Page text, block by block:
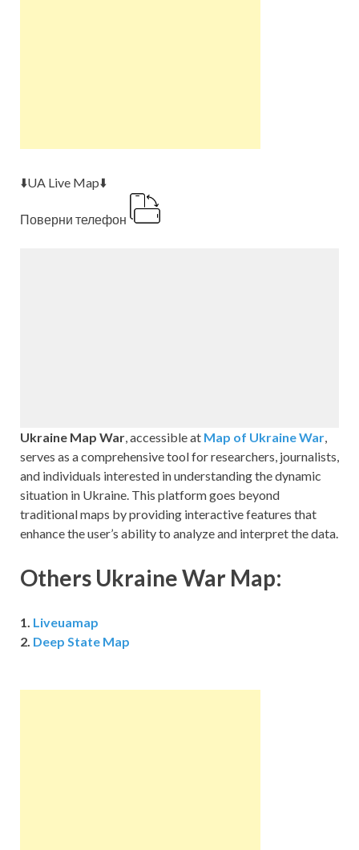
⬇️UA Live Map⬇️
Поверни телефон
Ukraine Map War, accessible at Map of Ukraine War,
serves as a comprehensive tool for researchers, journalists,
and individuals interested in understanding the dynamic
situation in Ukraine. This platform goes beyond
traditional maps by providing interactive features that
enhance the user’s ability to analyze and interpret the data.
Others Ukraine War Map:
1. Liveuamap
2. Deep State Map